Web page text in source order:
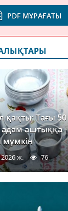
PDF МҰРАҒАТЫ
қақты: Тағы 50
аштыққа
ж. 76